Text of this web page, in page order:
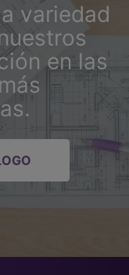
variedad
en las